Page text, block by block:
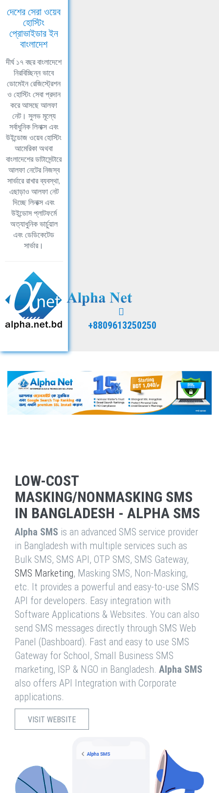
দেশের সেরা ওয়েব
হোস্টিং
প্রোভাইডার ইন
বাংলাদেশ
দীর্ঘ ১৭ বছর বাংলাদেশে
নিরবিচ্ছিন্ন ভাবে
ডোমেইন রেজিস্ট্রেশন
ও হোস্টিং সেবা প্রদান
করে আসছে আলফা
নেট। সুলভ মূল্যে
সর্বাধুনিক লিনাক্স এবং
উইন্ডোজ ওয়েব হোস্টিং
আমেরিকা অথবা
বাংলাদেশের ডাটাসেন্টারে
আলফা নেটের নিজস্ব
সার্ভারে রাখার ব্যবস্থা,
এছাড়াও আলফা নেট
দিচ্ছে লিনাক্স এবং
উইন্ডোস প্লাটফর্মে
অত্যাধুনিক ভার্চুয়াল
এবং ডেডিকেটেড
সার্ভার।
+8809613250250
LOW-COST
MASKING/NONMASKING SMS
IN BANGLADESH - ALPHA SMS
Alpha SMS is an advanced SMS service provider
in Bangladesh with multiple services such as
Bulk SMS, SMS API, OTP SMS, SMS Gateway,
SMS Marketing, Masking SMS, Non-Masking,
etc. It provides a powerful and easy-to-use SMS
API for developers. Easy integration with
Software Applications & Websites. You can also
send SMS messages directly through SMS Web
Panel (Dashboard). Fast and easy to use SMS
Gateway for School, Small Business SMS
marketing, ISP & NGO in Bangladesh. Alpha SMS
also offers API Integration with Corporate
applications.
VISIT WEBSITE